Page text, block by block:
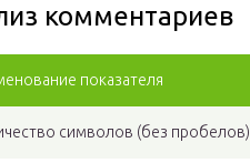
комментариев
показателя
символов (без пробелов)